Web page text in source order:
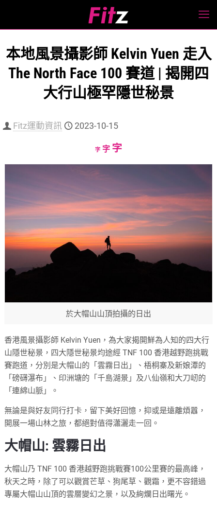
本地風景攝影師 Kelvin Yuen 走入
The North Face 100 賽道 | 揭開四
大行山極罕隱世秘景
Fitz運動資訊 2023-10-15
字Decrease
字Reset
字Increase
於大帽山山頂拍攝的日出
香港風景攝影師 Kelvin Yuen，為大家揭開鮮為人知的四大行
山隱世秘景，四大隱世秘景均途經 TNF 100 香港越野跑挑戰
賽跑道，分別是大帽山的「雲霧日出」、梧桐寨及新娘潭的
「磅礴瀑布」、印洲塘的「千島湖景」及八仙嶺和大刀屻的
「連綿山脈」。
無論是與好友同行打卡，留下美好回憶，抑或是遠離煩囂，
開展一場山林之旅，都絕對值得瀟灑走一回。
大帽山: 雲霧日出
大帽山乃 TNF 100 香港越野跑挑戰賽100公里賽的最高峰，
秋天之時，除了可以觀賞芒草、狗尾草、觀霜，更不容錯過
專屬大帽山山頂的雲層變幻之景，以及絢爛日出曙光。